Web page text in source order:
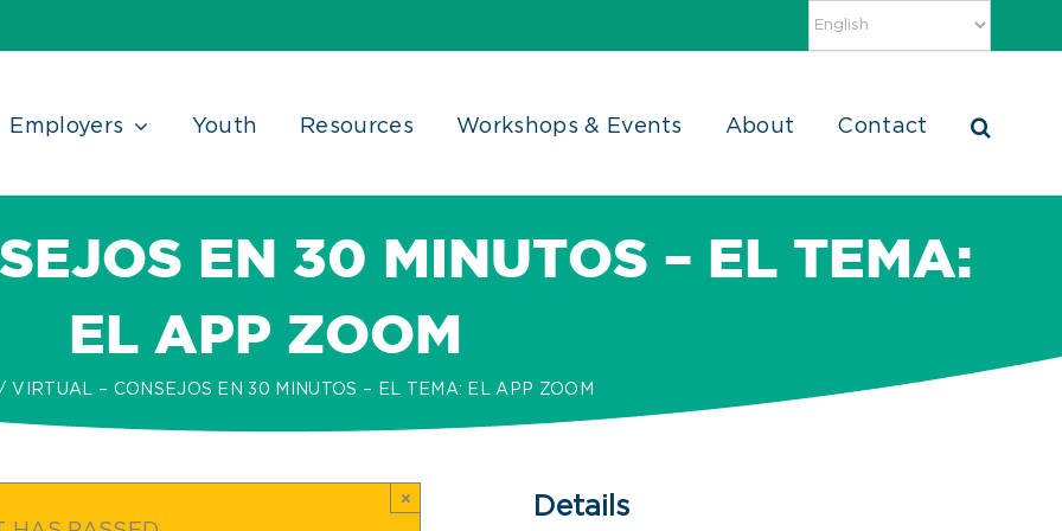
Employers Youth Resources Workshops & Events About Contact
EN 30 MINUTOS – EL TEMA:
EL APP ZOOM
VIRTUAL – CONSEJOS EN 30 MINUTOS – EL TEMA: EL APP ZOOM
× Details